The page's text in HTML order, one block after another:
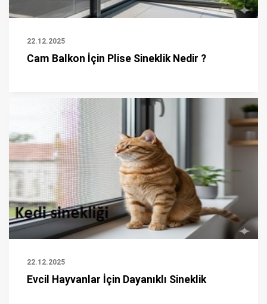
22.12.2025
Cam Balkon İçin Plise Sineklik Nedir ?
22.12.2025
Evcil Hayvanlar İçin Dayanıklı Sineklik